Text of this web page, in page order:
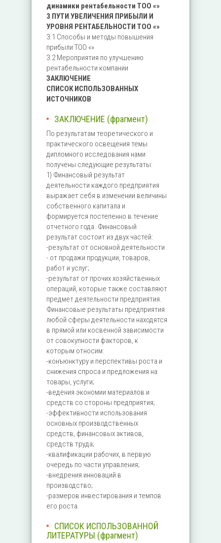
динамики рентабельности ТОО «»
3 ПУТИ УВЕЛИЧЕНИЯ ПРИБЫЛИ И
УРОВНЯ РЕНТАБЕЛЬНОСТИ ТОО «»
3.1 Способы и методы повышения
прибыли ТОО «»
3.2 Мероприятия по улучшению
рентабельности компании
ЗАКЛЮЧЕНИЕ
СПИСОК ИСПОЛЬЗОВАННЫХ
ИСТОЧНИКОВ
ЗАКЛЮЧЕНИЕ (фрагмент)
По результатам теоретического и
практического освещения темы
дипломного исследования нами
получены следующие результаты:
1) Финансовый результат
деятельности каждого предприятия
выражает себя в изменении величины
собственного капитала и
формируется постепенно в течение
отчетного года. Финансовый
результат состоит из двух частей:
-результат от основной деятельности
- от продажи продукции, товаров,
работ и услуг;
-результат от прочих хозяйственных
операций, которые также составляют
предмет деятельности предприятия.
Финансовые результаты предприятия
любой сферы деятельности находятся
в прямой или косвенной зависимости
от совокупности факторов, к
которым относим:
-конъюнктуру и перспективы роста и
снижения спроса и предложения на
товары, услуги;
-ведения экономии материалов и
средств со стороны предприятия;
-эффективности использования
основных производственных
средств, финансовых активов,
средств труда;
-квалификации рабочих, в первую
очередь по части управления;
-внедрения инноваций в
производство;
-размеров инвестирования и темпов
его роста.
СПИСОК ИСПОЛЬЗОВАННОЙ
ЛИТЕРАТУРЫ (фрагмент)